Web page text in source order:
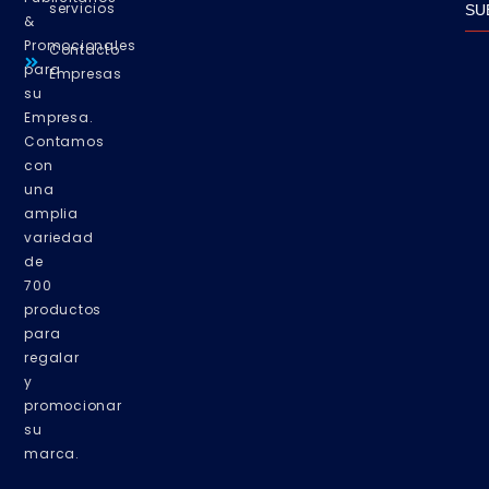
&
Promocionales
para
su
Empresa.
Contamos
con
una
amplia
variedad
de
700
productos
para
regalar
y
promocionar
su
marca.
servicios
Contacto
Empresas